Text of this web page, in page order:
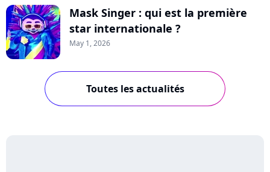
Mask Singer : qui est la première
star internationale ?
May 1, 2026
Toutes les actualités